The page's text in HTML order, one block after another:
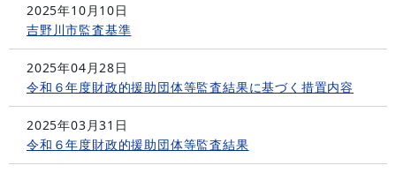
2025年10月10日
吉野川市監査基準
2025年04月28日
令和６年度財政的援助団体等監査結果に基づく措置内容
2025年03月31日
令和６年度財政的援助団体等監査結果